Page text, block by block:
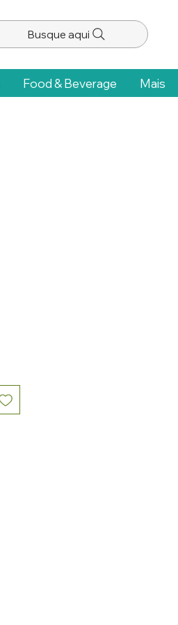
Busque aqui
Food & Beverage Mais